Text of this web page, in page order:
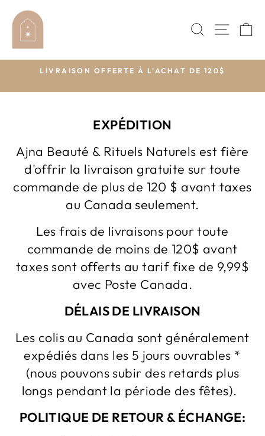
contenu
LIVRAISON OFFERTE À L'ACHAT DE 120$
EXPÉDITION
Ajna Beauté & Rituels Naturels est fière
d'offrir la livraison gratuite sur toute
commande de plus de 120 $ avant taxes
au Canada seulement.
Les frais de livraisons pour toute
commande de moins de 120$ avant
taxes sont offerts au tarif fixe de 9,99$
avec Poste Canada.
DÉLAIS DE LIVRAISON
Les colis au Canada sont généralement
expédiés dans les 5 jours ouvrables *
(nous pouvons subir des retards plus
longs pendant la période des fêtes).
POLITIQUE DE RETOUR & ÉCHANGE: